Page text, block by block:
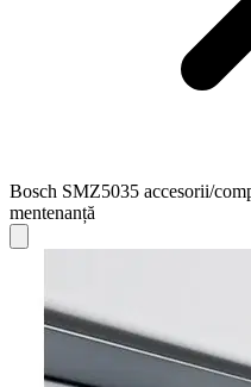
Bosch SMZ5035 accesorii/
mentenanță